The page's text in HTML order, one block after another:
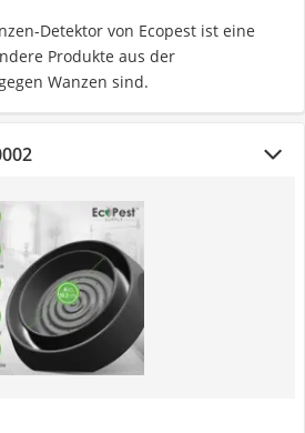
Detektor von Ecopest ist eine
Produkte aus der
Wanzen sind.